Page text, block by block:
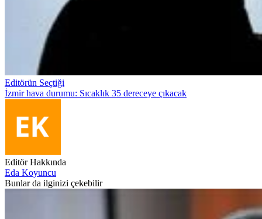
Editörün Seçtiği
İzmir hava durumu: Sıcaklık 35 dereceye çıkacak
Editör Hakkında
Eda Koyuncu
Bunlar da ilginizi çekebilir